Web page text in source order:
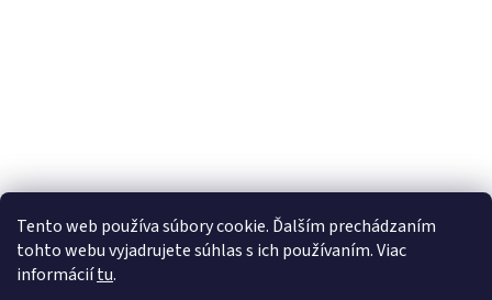
Tento web používa súbory cookie. Ďalším prechádzaním
tohto webu vyjadrujete súhlas s ich používaním. Viac
informáciítu.